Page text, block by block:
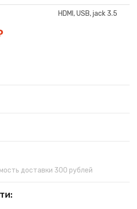
HDMI, USB, jack 3.5
доставки 300 рублей